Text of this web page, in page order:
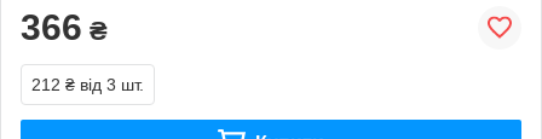
366 ₴
212 ₴ від 3 шт.